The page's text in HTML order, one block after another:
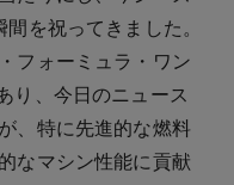
を祝ってきました。
フォーミュラ・ワン
り、今日のニュース
、特に先進的な燃料
なマシン性能に貢献